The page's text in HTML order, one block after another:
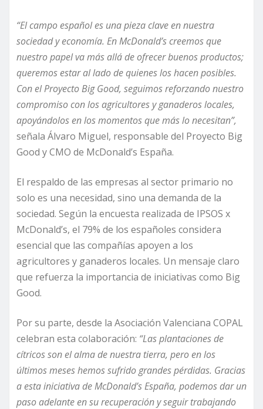
“El campo español es una pieza clave en nuestra
sociedad y economía. En McDonald’s creemos que
nuestro papel va más allá de ofrecer buenos productos;
queremos estar al lado de quienes los hacen posibles.
Con el Proyecto Big Good, seguimos reforzando nuestro
compromiso con los agricultores y ganaderos locales,
apoyándolos en los momentos que más lo necesitan”,
señala Álvaro Miguel, responsable del Proyecto Big
Good y CMO de McDonald’s España.
El respaldo de las empresas al sector primario no
solo es una necesidad, sino una demanda de la
sociedad. Según la encuesta realizada de IPSOS x
McDonald’s, el 79% de los españoles considera
esencial que las compañías apoyen a los
agricultores y ganaderos locales. Un mensaje claro
que refuerza la importancia de iniciativas como Big
Good.
Por su parte, desde la Asociación Valenciana COPAL
celebran esta colaboración: “Las plantaciones de
cítricos son el alma de nuestra tierra, pero en los
últimos meses hemos sufrido grandes pérdidas. Gracias
a esta iniciativa de McDonald’s España, podemos dar un
paso adelante en su recuperación y seguir trabajando